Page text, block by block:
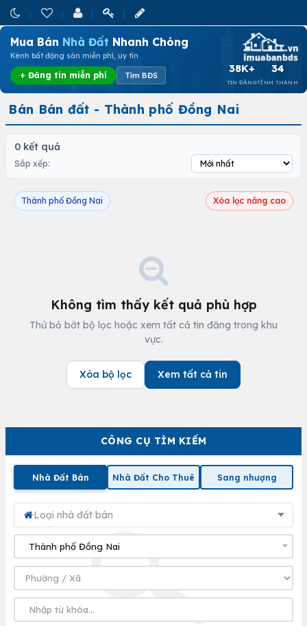
Mua Bán Nhà Đất Nhanh Chóng
Kênh bất động sản miễn phí, uy tín
+ Đăng tin miễn phí Tìm BĐS
38K+
TIN ĐĂNG
34
TỈNH THÀNH
CÔNG CỤ TÌM KIẾM
Nhà Đất Bán Nhà Đất Cho Thuê Sang nhượng
Loại nhà đất bán
Bán Bán đất - Thành phố Đồng Nai
0 kết quả
Sắp xếp:
Thành phố Đồng Nai Xóa lọc nâng cao
Không tìm thấy kết quả phù hợp
Thử bỏ bớt bộ lọc hoặc xem tất cả tin đăng trong khu
vực.
Xóa bộ lọc Xem tất cả tin